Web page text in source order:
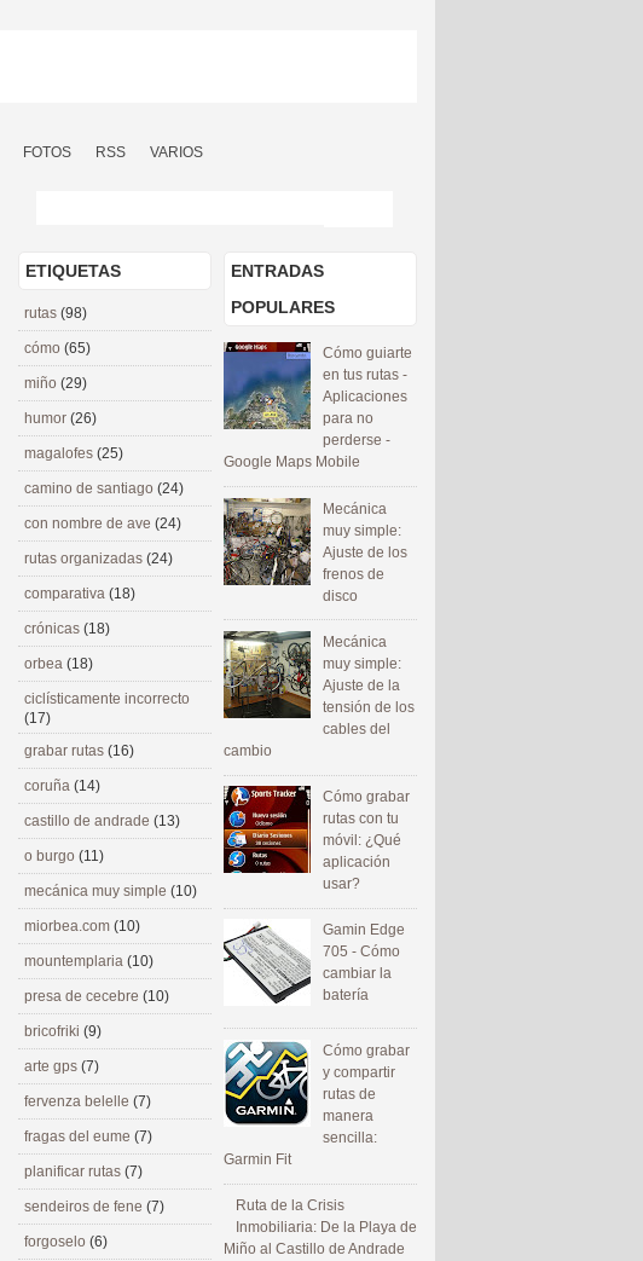
FOTOS RSS VARIOS
ENTRADAS
POPULARES
Cómo guiarte
en tus rutas -
Aplicaciones
para no
perderse -
Google Maps Mobile
Mecánica
muy simple:
Ajuste de los
frenos de
disco
Mecánica
muy simple:
Ajuste de la
tensión de los
cables del
cambio
Cómo grabar
rutas con tu
móvil: ¿Qué
aplicación
usar?
Gamin Edge
705 - Cómo
cambiar la
batería
Cómo grabar
y compartir
rutas de
manera
sencilla:
Garmin Fit
Ruta de la Crisis
Inmobiliaria: De la Playa de
Miño al Castillo de Andrade
ETIQUETAS
rutas (98)
cómo (65)
miño (29)
humor (26)
magalofes (25)
camino de santiago (24)
con nombre de ave (24)
rutas organizadas (24)
comparativa (18)
crónicas (18)
orbea (18)
ciclísticamente incorrecto
(17)
grabar rutas (16)
coruña (14)
castillo de andrade (13)
o burgo (11)
mecánica muy simple (10)
miorbea.com (10)
mountemplaria (10)
presa de cecebre (10)
bricofriki (9)
arte gps (7)
fervenza belelle (7)
fragas del eume (7)
planificar rutas (7)
sendeiros de fene (7)
forgoselo (6)